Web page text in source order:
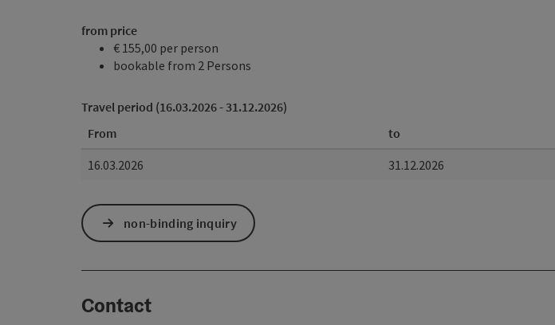
from price
€ 155,00 per person
bookable from 2 Persons
Travel period (16.03.2026 - 31.12.2026)
From
to
16.03.2026
31.12.2026
non-binding inquiry
Contact